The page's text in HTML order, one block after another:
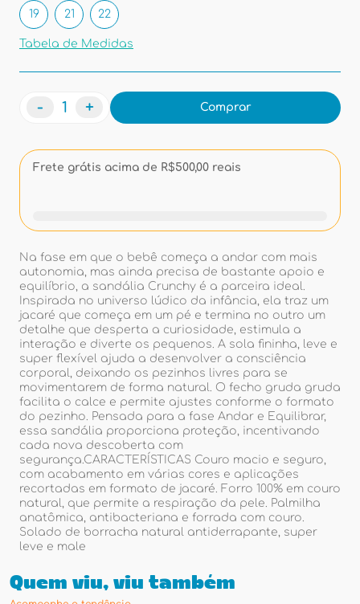
19
21 22
Tabela de Medidas
- + Comprar
Frete grátis acima de R$500,00 reais
Na fase em que o bebê começa a andar com mais
autonomia, mas ainda precisa de bastante apoio e
equilíbrio, a sandália Crunchy é a parceira ideal.
Inspirada no universo lúdico da infância, ela traz um
jacaré que começa em um pé e termina no outro um
detalhe que desperta a curiosidade, estimula a
interação e diverte os pequenos. A sola fininha, leve e
super flexível ajuda a desenvolver a consciência
corporal, deixando os pezinhos livres para se
movimentarem de forma natural. O fecho gruda gruda
facilita o calce e permite ajustes conforme o formato
do pezinho. Pensada para a fase Andar e Equilibrar,
essa sandália proporciona proteção, incentivando
cada nova descoberta com
segurança.CARACTERÍSTICAS Couro macio e seguro,
com acabamento em várias cores e aplicações
recortadas em formato de jacaré. Forro 100% em couro
natural, que permite a respiração da pele. Palmilha
anatômica, antibacteriana e forrada com couro.
Solado de borracha natural antiderrapante, super
leve e male
Quem viu, viu também